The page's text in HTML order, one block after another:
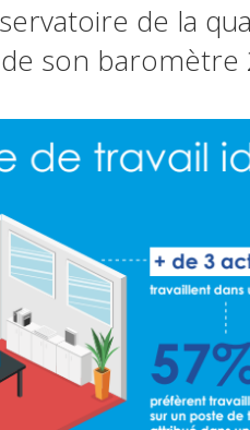
de la
son baromètre